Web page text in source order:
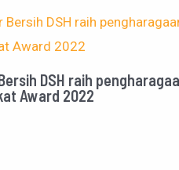
DSH raih
Award 2022